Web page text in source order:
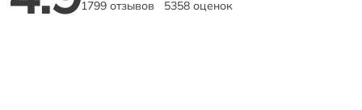
1799 отзывов 5358 оценок